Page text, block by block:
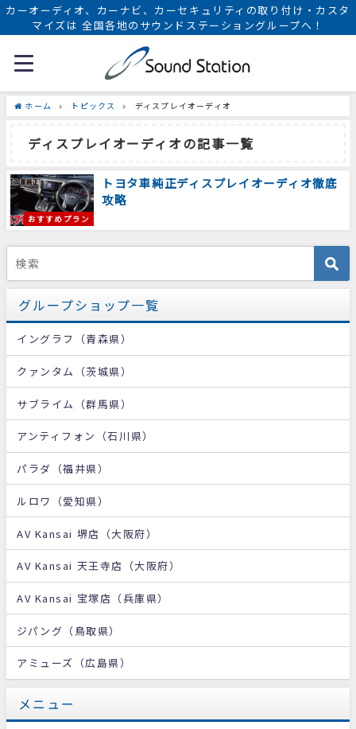
カーオーディオ、カーナビ、カーセキュリティの取り付け・カスタ
マイズは 全国各地のサウンドステーショングループへ！
ホーム トピックス ディスプレイオーディオ
ディスプレイオーディオの記事一覧
おすすめプラン
トヨタ車純正ディスプレイオーディオ徹底
攻略
グループショップ一覧
イングラフ（青森県）
クァンタム（茨城県）
サブライム（群馬県）
アンティフォン（石川県）
パラダ（福井県）
ルロワ（愛知県）
AV Kansai 堺店（大阪府）
AV Kansai 天王寺店（大阪府）
AV Kansai 宝塚店（兵庫県）
ジパング（鳥取県）
アミューズ（広島県）
メニュー